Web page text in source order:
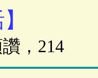
，214